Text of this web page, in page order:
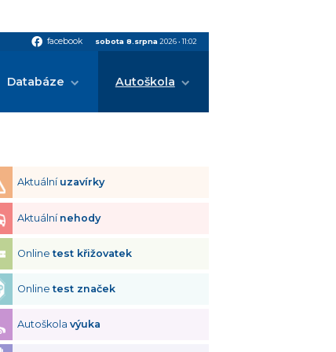
facebook facebook sobota 8.srpna 2026•11:02
Databáze Autoškola
Aktuální uzavírky
Aktuální nehody
Onlinetest křižovatek
Onlinetest značek
Autoškolavýuka